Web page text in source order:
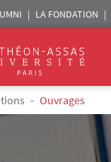
LA FONDATION
Ouvrages